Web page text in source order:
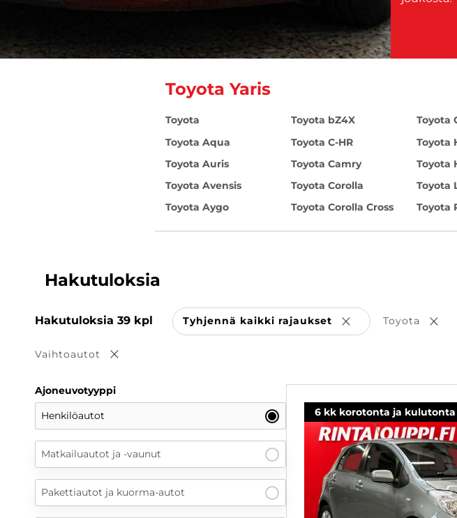
Toyota Yaris
Toyota
Toyota Aqua
Toyota Auris
Toyota Avensis
Toyota Aygo
Toyota bZ4X
Toyota C-HR
Toyota Camry
Toyota Corolla
Toyota Corolla Cross
Toyota
Toyota
Toyota
Toyota
Toyota
Hakutuloksia
Hakutuloksia 39 kpl Tyhjennä kaikki rajaukset Poista valinta
Toyota
Vaihtoautot Poista valinta
Ajoneuvotyyppi
Henkilöautot
Matkailuautot ja -vaunut
Pakettiautot ja kuorma-autot
6 kk korotonta ja kulutonta